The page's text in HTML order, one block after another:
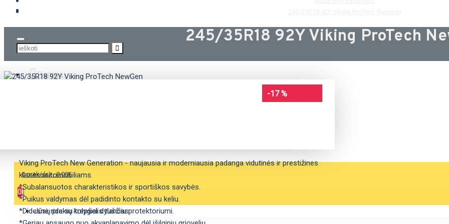
Paskyra
0 prekė(s) - 0.00€
0
Jūsų prekių krepšelis tuščias
245/35R18 92Y Viking ProTech
-17 %
Viking ProTech New Generation - naujausia ir moderniausia padanga vidutinės ir prestižines
klasės automobiliams.
*Subalansuotos charakteristikos ir sportiškos savybės.
*Puikus valdymas dėl padidinto kontakto su keliu.
*Didesnė rida su tolygiai dylančiu protektoriumi.